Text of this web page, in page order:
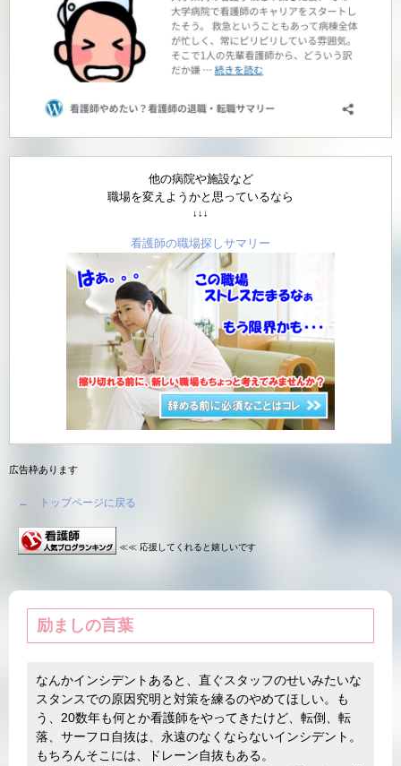
他の病院や施設など
職場を変えようかと思っているなら
↓↓↓
看護師の職場探しサマリー
広告枠あります
← トップページに戻る
≪≪ 応援してくれると嬉しいです
励ましの言葉
なんかインシデントあると、直ぐスタッフのせいみたいな
スタンスでの原因究明と対策を練るのやめてほしい。も
う、20数年も何とか看護師をやってきたけど、転倒、転
落、サーフロ自抜は、永遠のなくならないインシデント。
もちろんそこには、ドレーン自抜もある。